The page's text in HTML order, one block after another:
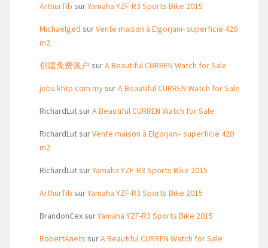
ArthurTib surYamaha YZF-R3 Sports Bike 2015
Michaelged surVente maison à Elgorjani- superficie 420
m2
创建免费账户 surA Beautiful CURREN Watch for Sale
jobs.khtp.com.mysurA Beautiful CURREN Watch for Sale
RichardLutsurA Beautiful CURREN Watch for Sale
RichardLutsurVente maison à Elgorjani- superficie 420
m2
RichardLutsurYamaha YZF-R3 Sports Bike 2015
ArthurTib surYamaha YZF-R3 Sports Bike 2015
BrandonCexsurYamaha YZF-R3 Sports Bike 2015
RobertAnets surA Beautiful CURREN Watch for Sale